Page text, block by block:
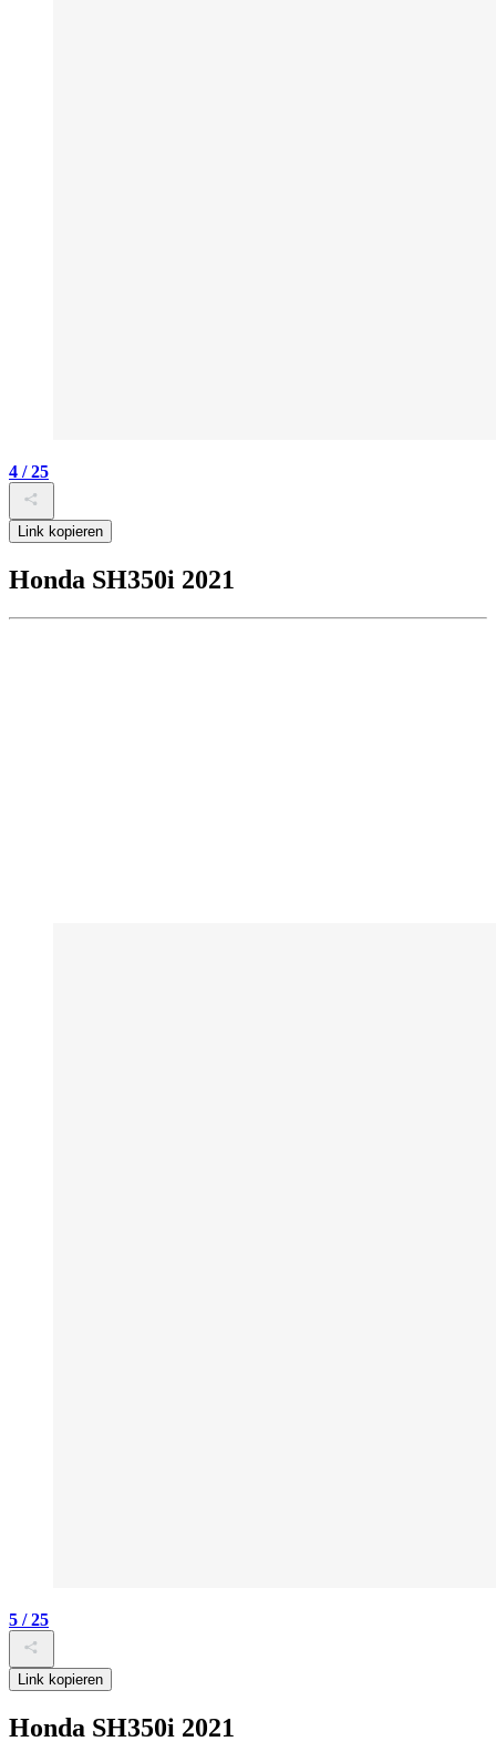
4 / 25
Link kopieren
Honda SH350i 2021
5 / 25
Link kopieren
Honda SH350i 2021